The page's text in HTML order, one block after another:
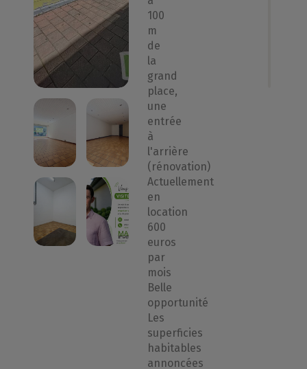
100
m
de
la
grand
place,
une
entrée
à
l'arrière
(rénovation)
Actuellement
en
location
600
euros
par
mois
Belle
opportunité
Les
superficies
habitables
annoncées